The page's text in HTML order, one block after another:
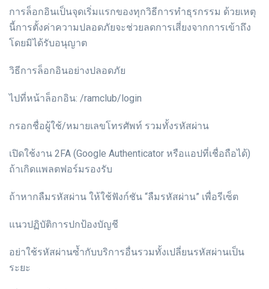
การล็อกอินเป็นจุดเริ่มแรกของทุกวิธีการทำธุรกรรม ด้วยเหตุ
นี้การตั้งค่าความปลอดภัยจะช่วยลดการเสี่ยงจากการเข้าถึง
โดยมิได้รับอนุญาต
วิธีการล็อกอินอย่างปลอดภัย
ไปที่หน้าล็อกอิน: /ramclub/login
กรอกชื่อผู้ใช้/หมายเลขโทรศัพท์ รวมทั้งรหัสผ่าน
เปิดใช้งาน 2FA (Google Authenticator หรือแอปที่เชื่อถือได้)
ถ้าเกิดแพลตฟอร์มรองรับ
ถ้าหากลืมรหัสผ่าน ให้ใช้ฟังก์ชัน “ลืมรหัสผ่าน” เพื่อรีเซ็ต
แนวปฏิบัติการปกป้องบัญชี
อย่าใช้รหัสผ่านซ้ำกับบริการอื่นรวมทั้งเปลี่ยนรหัสผ่านเป็น
ระยะ